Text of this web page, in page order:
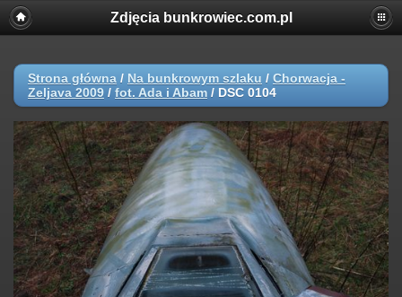
Zdjęcia bunkrowiec.com.pl
Strona główna / Na bunkrowym szlaku / Chorwacja -
Zeljava 2009 / fot. Ada i Abam / DSC 0104